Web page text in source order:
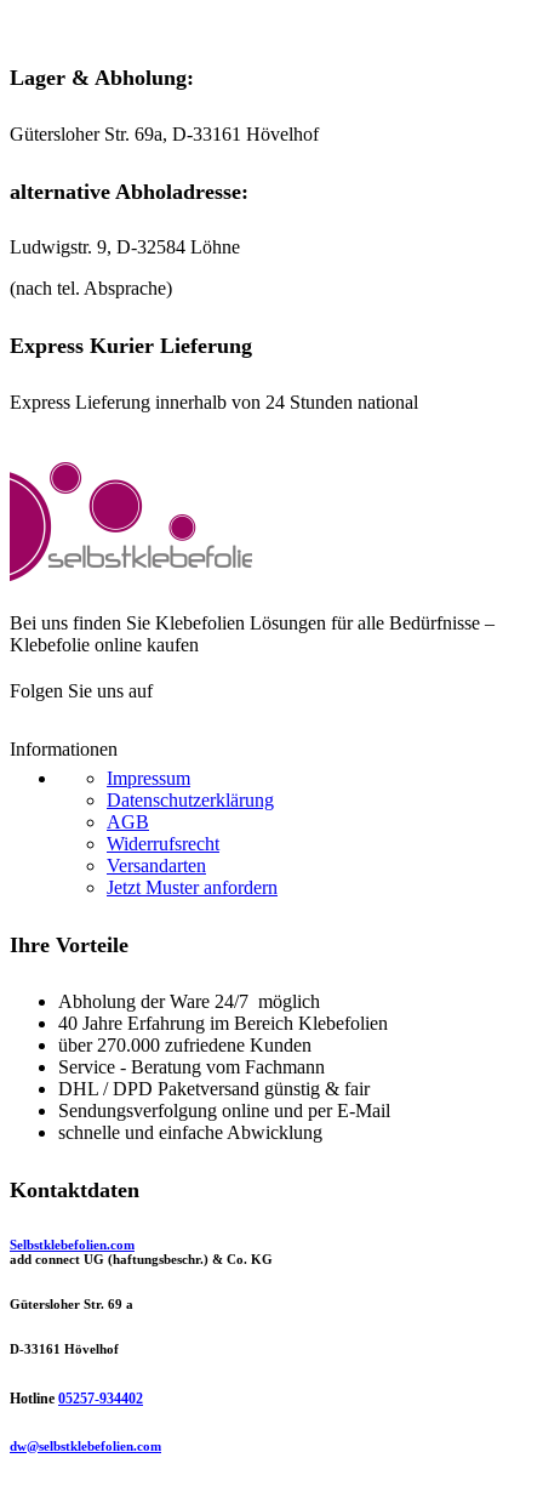
Lager & Abholung:
Gütersloher Str. 69a, D-33161 Hövelhof
alternative Abholadresse:
Ludwigstr. 9, D-32584 Löhne
(nach tel. Absprache)
Express Kurier Lieferung
Express Lieferung innerhalb von 24 Stunden national
Bei uns finden Sie Klebefolien Lösungen für alle Bedürfnisse –
Klebefolie online kaufen
Folgen Sie uns auf
Informationen
Impressum
Datenschutzerklärung
AGB
Widerrufsrecht
Versandarten
Jetzt Muster anfordern
Ihre Vorteile
Abholung der Ware 24/7 möglich
40 Jahre Erfahrung im Bereich Klebefolien
über 270.000 zufriedene Kunden
Service - Beratung vom Fachmann
DHL / DPD Paketversand günstig & fair
Sendungsverfolgung online und per E-Mail
schnelle und einfache Abwicklung
Kontaktdaten
Selbstklebefolien.com
add connect UG (haftungsbeschr.) & Co. KG
Gütersloher Str. 69 a
D-33161 Hövelhof
Hotline 05257-934402
dw@selbstklebefolien.com